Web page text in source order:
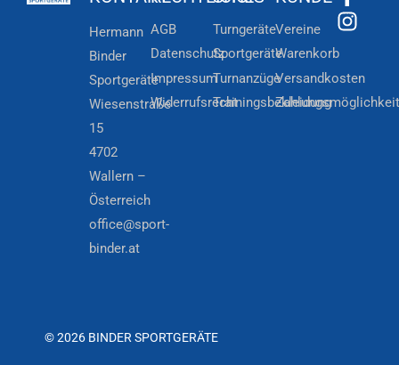
Hermann
Binder
Sportgeräte
Wiesenstraße
15
4702
Wallern –
Österreich
office@sport-
binder.at
AGB
Datenschutz
Impressum
Widerrufsrecht
Turngeräte
Sportgeräte
Turnanzüge
Trainingsbekleidung
Vereine
Warenkorb
Versandkosten
© 2026 BINDER SPORTGERÄTE